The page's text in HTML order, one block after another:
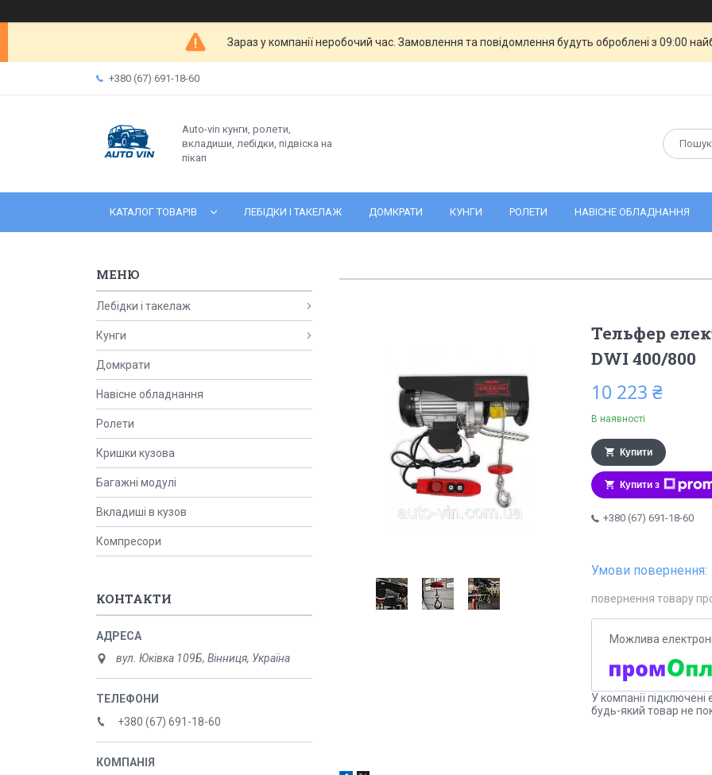
Зараз у компанії неробочий час. Замовлення та повідомлення будуть оброблені з 09:00
+380 (67) 691-18-60
Auto-vin кунги, ролети,
вкладиши, лебідки, підвіска на
пікап
КАТАЛОГ ТОВАРІВ ЛЕБІДКИ І ТАКЕЛАЖ ДОМКРАТИ КУНГИ РОЛЕТИ НАВІСНЕ ОБЛАДНАННЯ
Тельфер
DWI 400/800
10 223 ₴
В наявності
Купити
Купити з
+380 (67) 691-18-60
повернення товару
У компанії
будь-який товар не
Лебідки і такелаж
Кунги
Домкрати
Навісне обладнання
Ролети
Кришки кузова
Багажні модулі
Вкладиші в кузов
Компресори
КОНТАКТИ
вул. Юківка 109Б, Вінниця, Україна
+380 (67) 691-18-60